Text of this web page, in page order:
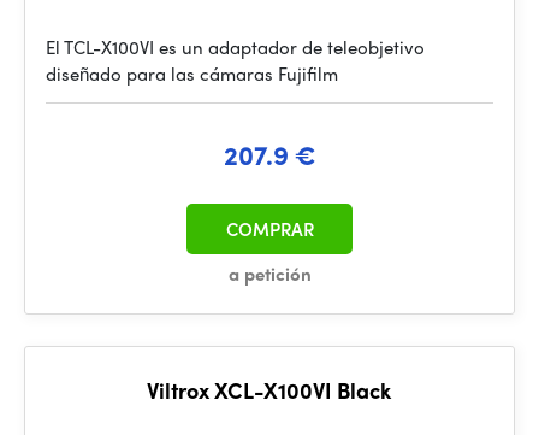
El TCL-X100VI es un adaptador de teleobjetivo
diseñado para las cámaras Fujifilm
207.9 €
a petición
COMPRAR
Viltrox XCL-X100VI Black